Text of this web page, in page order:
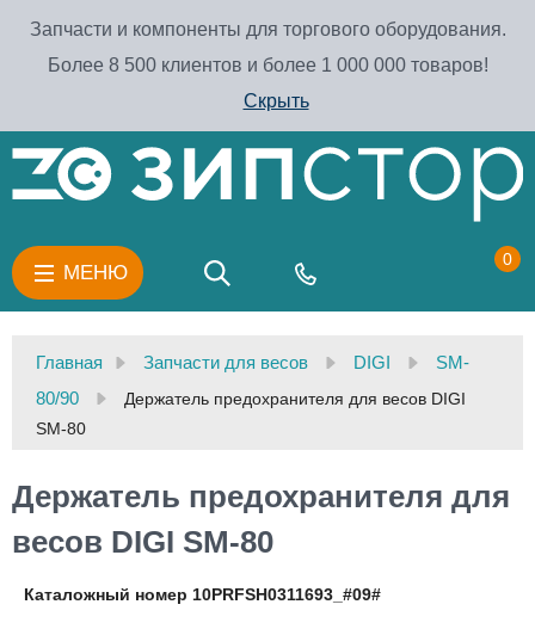
Запчасти и компоненты для торгового оборудования.
Более 8 500 клиентов и более 1 000 000 товаров!
Скрыть
МЕНЮ
0
Главная Запчасти для весов DIGI
SM-
80/90
Держатель предохранителя для весов DIGI
SM-80
Держатель предохранителя для
весов DIGI SM-80
Каталожный номер 10PRFSH0311693_#09#